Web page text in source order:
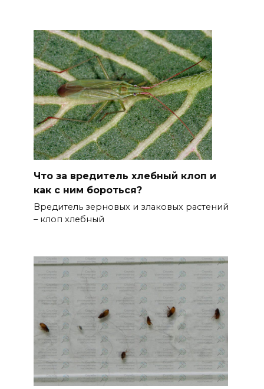
Что за вредитель хлебный клоп и
как с ним бороться?
Вредитель зерновых и злаковых растений
– клоп хлебный